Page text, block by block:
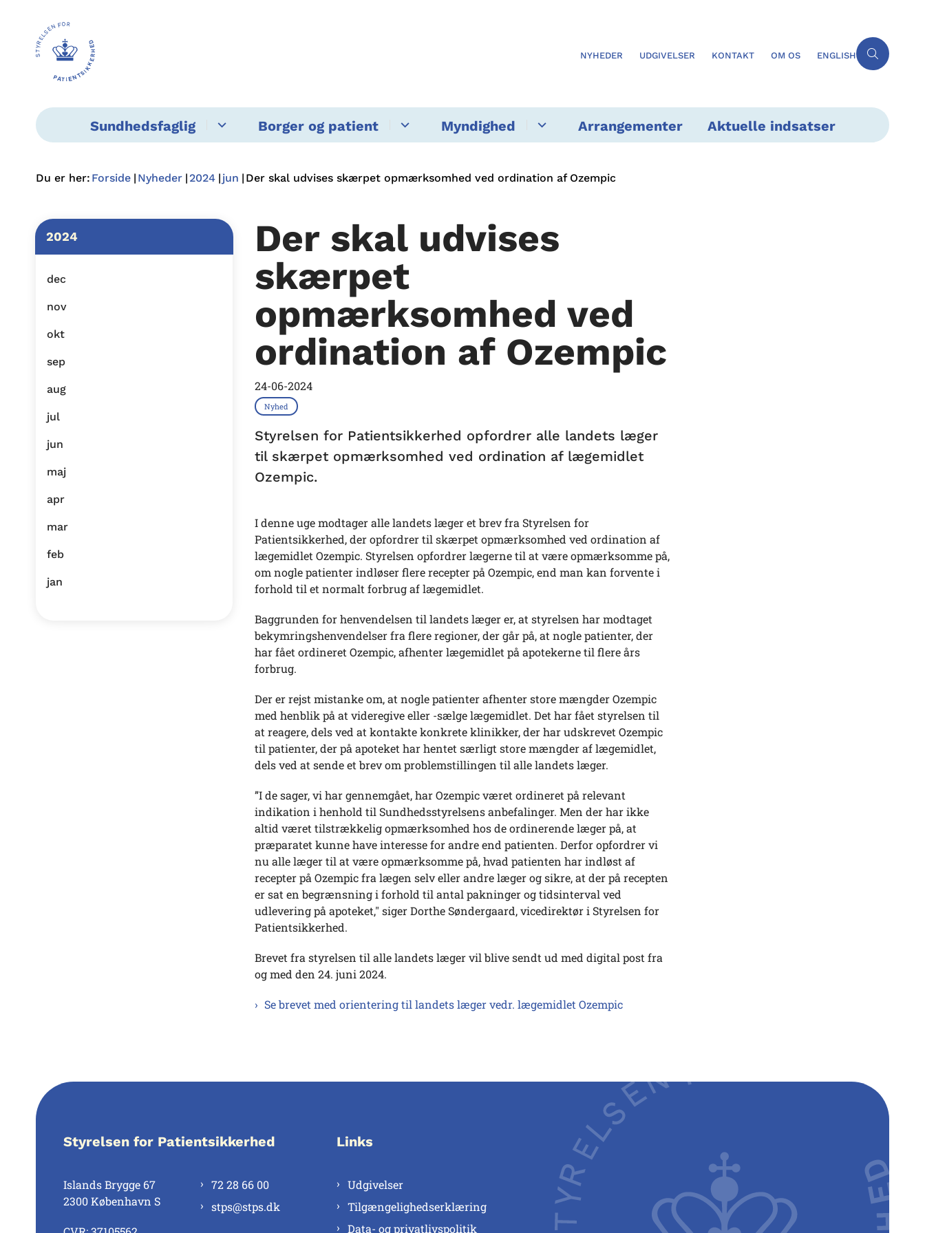
NYHEDER UDGIVELSER KONTAKT OM OS ENGLISH
Sundhedsfaglig Borger og patient Myndighed Arrangementer Aktuelle indsatser
Du er her: Forside Nyheder 2024 jun Der skal udvises skærpet opmærksomhed ved ordination af Ozempic
2024
dec
nov
okt
sep
aug
jul
jun
maj
apr
mar
feb
jan
Der skal udvises
skærpet
opmærksomhed ved
ordination af Ozempic
24-06-2024
Nyhed
Styrelsen for Patientsikkerhed opfordrer alle landets læger
til skærpet opmærksomhed ved ordination af lægemidlet
Ozempic.
I denne uge modtager alle landets læger et brev fra Styrelsen for
Patientsikkerhed, der opfordrer til skærpet opmærksomhed ved ordination af
lægemidlet Ozempic. Styrelsen opfordrer lægerne til at være opmærksomme på,
om nogle patienter indløser flere recepter på Ozempic, end man kan forvente i
forhold til et normalt forbrug af lægemidlet.
Baggrunden for henvendelsen til landets læger er, at styrelsen har modtaget
bekymringshenvendelser fra flere regioner, der går på, at nogle patienter, der
har fået ordineret Ozempic, afhenter lægemidlet på apotekerne til flere års
forbrug.
Der er rejst mistanke om, at nogle patienter afhenter store mængder Ozempic
med henblik på at videregive eller -sælge lægemidlet. Det har fået styrelsen til
at reagere, dels ved at kontakte konkrete klinikker, der har udskrevet Ozempic
til patienter, der på apoteket har hentet særligt store mængder af lægemidlet,
dels ved at sende et brev om problemstillingen til alle landets læger.
”I de sager, vi har gennemgået, har Ozempic været ordineret på relevant
indikation i henhold til Sundhedsstyrelsens anbefalinger. Men der har ikke
altid været tilstrækkelig opmærksomhed hos de ordinerende læger på, at
præparatet kunne have interesse for andre end patienten. Derfor opfordrer vi
nu alle læger til at være opmærksomme på, hvad patienten har indløst af
recepter på Ozempic fra lægen selv eller andre læger og sikre, at der på recepten
er sat en begrænsning i forhold til antal pakninger og tidsinterval ved
udlevering på apoteket," siger Dorthe Søndergaard, vicedirektør i Styrelsen for
Patientsikkerhed.
Brevet fra styrelsen til alle landets læger vil blive sendt ud med digital post fra
og med den 24. juni 2024.
Se brevet med orientering til landets læger vedr. lægemidlet Ozempic
Styrelsen for Patientsikkerhed
Islands Brygge 67
2300 København S
72 28 66 00
stps@stps.dk
Links
Udgivelser
Tilgængelighedserklæring
Data- og privatlivspolitik